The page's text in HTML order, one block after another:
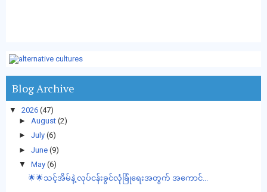
Blog Archive
▼ 2026 (47)
► August (2)
► July (6)
► June (9)
▼
May (6)
🌟🌟သင့်အိမ်နဲ့ လုပ်ငန်းခွင်လုံခြုံရေးအတွက် အကောင်...